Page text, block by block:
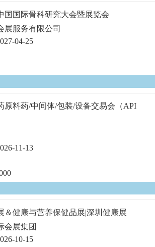
国国际骨科研究大会暨展览会
展服务有限公司
04-25
原料药/中间体/包装/设备交易会（API
11-13
＆健康与营养保健品展|深圳健康展
会展集团
10-15